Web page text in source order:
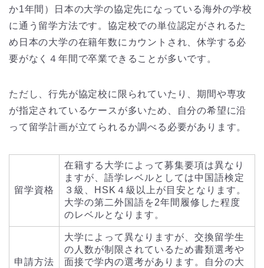
か1年間）日本の大学の協定先になっている海外の学校
に通う留学方法です。協定校での単位認定がされるた
め日本の大学の在籍年数にカウントされ、休学する必
要がなく４年間で卒業できることが多いです。
ただし、行先が協定校に限られていたり、期間や専攻
が指定されているケースが多いため、自分の希望に沿
って留学計画が立てられるか調べる必要があります。
留学資格
在籍する大学によって募集要項は異なり
ますが、語学レベルとしては中国語検定
３級、HSK４級以上が目安となります。
大学の第二外国語を2年間履修した程度
のレベルとなります。
申請方法
大学によって異なりますが、交換留学生
の人数が制限されているため書類選考や
面接で学内の選考があります。自分の大